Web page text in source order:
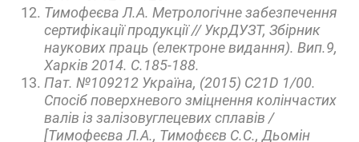
Тимофеєва Л.А. Метрологічне забезпечення
сертифікації продукції // УкрДУЗТ, Збірник
наукових праць (електроне видання). Вип.9,
Харків 2014. С.185-188.
Пат. №109212 Україна, (2015) С21D 1/00.
Спосіб поверхневого зміцнення колінчастих
валів із залізовуглецевих сплавів /
[Тимофеєва Л.А., Тимофєєв С.С., Дьомін